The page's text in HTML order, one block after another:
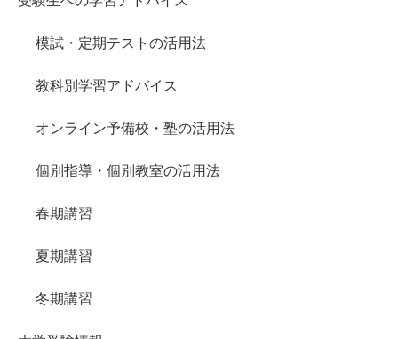
模試・定期テストの活用法
教科別学習アドバイス
オンライン予備校・塾の活用法
個別指導・個別教室の活用法
春期講習
夏期講習
冬期講習